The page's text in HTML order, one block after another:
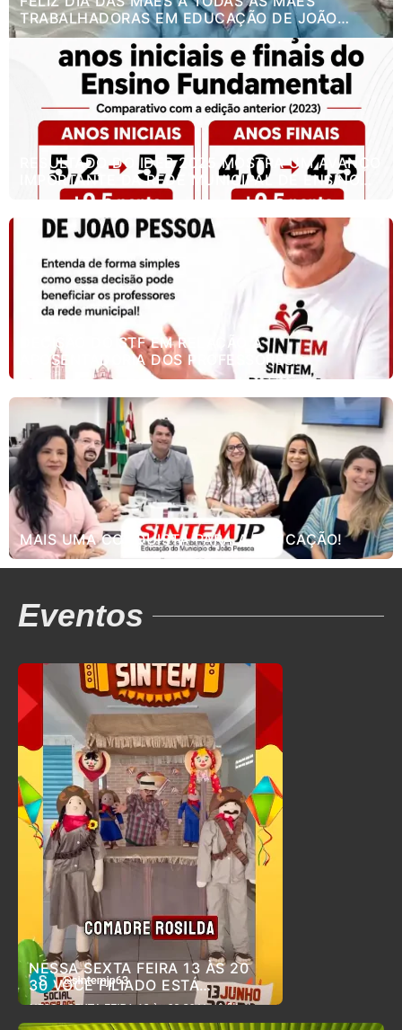
TRABALHADORAS EM EDUCAÇÃO DE JOÃO
PESSOA.
RESULTADO DO IDEB 2025 MOSTRA UM AVANÇO
IMPORTANTE DA REDE MUNICIPAL DE ENSINO
DE JOÃO PESSOA.
DECISÃO DO STF EM RELAÇÃO A
APOSENTADORIA DOS PROFESSORES.
MAIS UMA CONQUISTA PARA A EDUCAÇÃO!
Eventos
NESSA SEXTA FEIRA 13 ÀS 20
30 VOCÊ FILIADO ESTÁ
CONVIDADO PARA O ARRAIÁ DO
SINTEM